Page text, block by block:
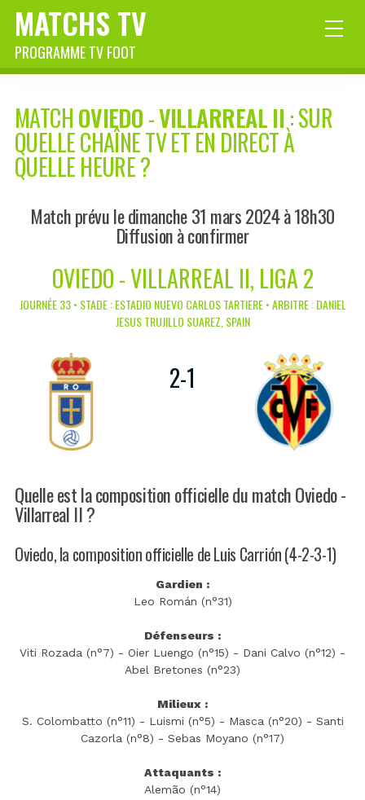
MATCHS TV
PROGRAMME TV FOOT
MATCHOVIEDO-VILLARREAL II: SUR
QUELLE CHAÎNE TV ET EN DIRECT À
QUELLE HEURE ?
Match prévu le dimanche 31 mars 2024 à 18h30
Diffusion à confirmer
OVIEDO - VILLARREAL II, LIGA 2
JOURNÉE 33 • STADE : ESTADIO NUEVO CARLOS TARTIERE • ARBITRE : DANIEL
JESUS TRUJILLO SUAREZ, SPAIN
2-1
Quelle est la composition officielle du match Oviedo -
Villarreal II ?
Oviedo, la composition officielle de Luis Carrión (4-2-3-1)
Gardien :
Leo Román (n°31)
Défenseurs :
Viti Rozada (n°7) - Oier Luengo (n°15) - Dani Calvo (n°12) -
Abel Bretones (n°23)
Milieux :
S. Colombatto (n°11) - Luismi (n°5) - Masca (n°20) - Santi
Cazorla (n°8) - Sebas Moyano (n°17)
Attaquants :
Alemão (n°14)